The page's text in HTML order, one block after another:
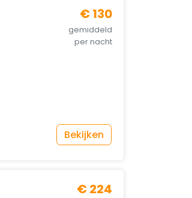
€ 130
gemiddeld
per nacht
Bekijken
€ 224